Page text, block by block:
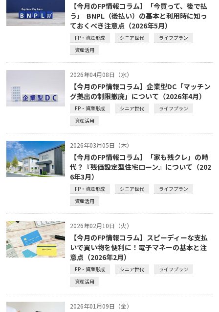
【今月のFP情報コラム】「今買って、後で払
う」 ―― BNPL（後払い）の基本と利用時に知っ
ておくべき注意点（2026年5月）
FP・資産形成 シニア世代
ライフプラン
資産活用
2026年04月08日（水）
【今月のFP情報コラム】企業型DC「マッチン
グ拠出の制限撤廃」について（2026年4月）
FP・資産形成 シニア世代
ライフプラン
資産活用
2026年03月05日（木）
【今月のFP情報コラム】「家も残クレ」の時
代？『残価設定型住宅ローン』について（202
6年3月）
FP・資産形成 シニア世代
ライフプラン
資産活用
2026年02月10日（火）
【今月のFP情報コラム】スピーディーな支払
いで買い物を便利に！電子マネーの基本と注
意点（2026年2月）
FP・資産形成 シニア世代
ライフプラン
資産活用
2026年01月09日（金）